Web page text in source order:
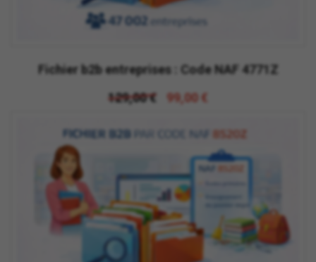
Fichier b2b entreprises : Code NAF 4771Z
129,00 €
99,00 €